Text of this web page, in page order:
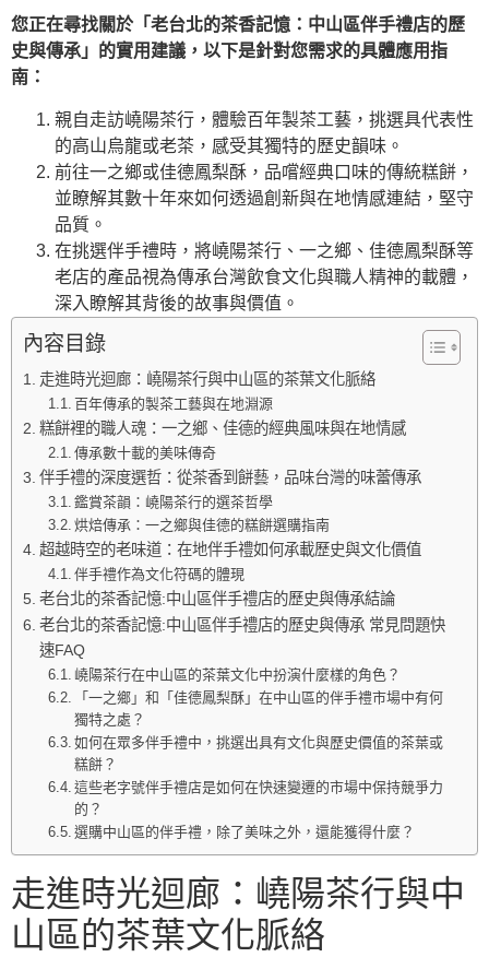
您正在尋找關於「老台北的茶香記憶：中山區伴手禮店的歷
史與傳承」的實用建議，以下是針對您需求的具體應用指
南：
親自走訪嶢陽茶行，體驗百年製茶工藝，挑選具代表性
的高山烏龍或老茶，感受其獨特的歷史韻味。
前往一之鄉或佳德鳳梨酥，品嚐經典口味的傳統糕餅，
並瞭解其數十年來如何透過創新與在地情感連結，堅守
品質。
在挑選伴手禮時，將嶢陽茶行、一之鄉、佳德鳳梨酥等
老店的產品視為傳承台灣飲食文化與職人精神的載體，
深入瞭解其背後的故事與價值。
內容目錄
走進時光迴廊：嶢陽茶行與中山區的茶葉文化脈絡
百年傳承的製茶工藝與在地淵源
糕餅裡的職人魂：一之鄉、佳德的經典風味與在地情感
傳承數十載的美味傳奇
伴手禮的深度選哲：從茶香到餅藝，品味台灣的味蕾傳承
鑑賞茶韻：嶢陽茶行的選茶哲學
烘焙傳承：一之鄉與佳德的糕餅選購指南
超越時空的老味道：在地伴手禮如何承載歷史與文化價值
伴手禮作為文化符碼的體現
老台北的茶香記憶:中山區伴手禮店的歷史與傳承結論
老台北的茶香記憶:中山區伴手禮店的歷史與傳承 常見問題快
速FAQ
嶢陽茶行在中山區的茶葉文化中扮演什麼樣的角色？
「一之鄉」和「佳德鳳梨酥」在中山區的伴手禮市場中有何
獨特之處？
如何在眾多伴手禮中，挑選出具有文化與歷史價值的茶葉或
糕餅？
這些老字號伴手禮店是如何在快速變遷的市場中保持競爭力
的？
選購中山區的伴手禮，除了美味之外，還能獲得什麼？
走進時光迴廊：嶢陽茶行與中
山區的茶葉文化脈絡